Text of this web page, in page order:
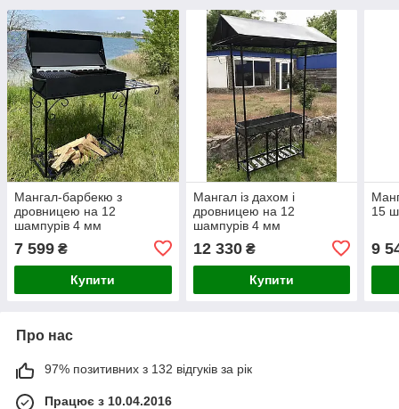
Мангал-барбекю з
дровницею на 12
шампурів 4 мм
7 599 ₴
Купити
Мангал із дахом і
дровницею на 12
шампурів 4 мм
12 330₴
Купити
15
9
Про нас
97% позитивних з 132 відгуків за рік
Працює з 10.04.2016